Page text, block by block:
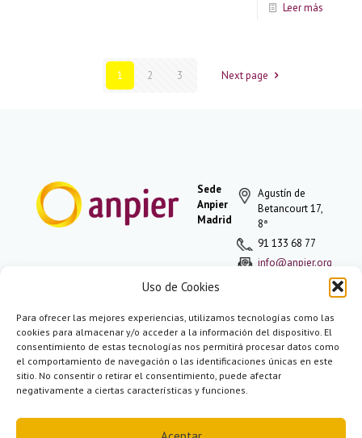
Uso de Cookies
Para ofrecer las mejores experiencias, utilizamos tecnologías como las
cookies para almacenar y/o acceder a la información del dispositivo. El
consentimiento de estas tecnologías nos permitirá procesar datos como
el comportamiento de navegación o las identificaciones únicas en este
sitio. No consentir o retirar el consentimiento, puede afectar
negativamente a ciertas características y funciones.
Leer más
1 2 3 Next page
Sede
Anpier
Madrid
Agustín de
Betancourt 17,
8ª
91 133 68 77
info@anpier.org
Política de
privacidad
Aviso legal
Aviso de
cookies